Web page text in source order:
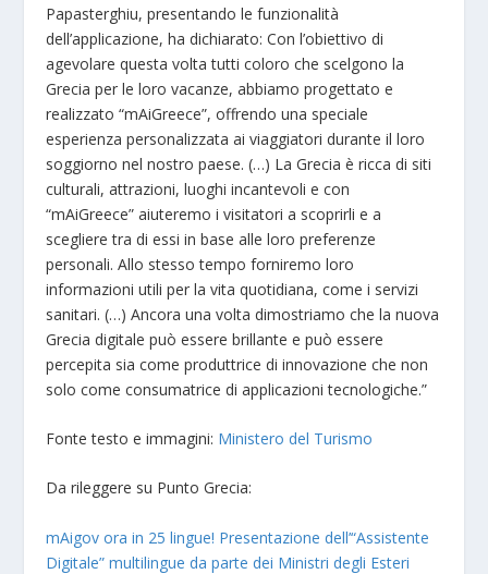
Papasterghiu, presentando le funzionalità
dell’applicazione, ha dichiarato: Con l’obiettivo di
agevolare questa volta tutti coloro che scelgono la
Grecia per le loro vacanze, abbiamo progettato e
realizzato “mAiGreece”, offrendo una speciale
esperienza personalizzata ai viaggiatori durante il loro
soggiorno nel nostro paese. (…) La Grecia è ricca di siti
culturali, attrazioni, luoghi incantevoli e con
“mAiGreece” aiuteremo i visitatori a scoprirli e a
scegliere tra di essi in base alle loro preferenze
personali. Allo stesso tempo forniremo loro
informazioni utili per la vita quotidiana, come i servizi
sanitari. (…) Ancora una volta dimostriamo che la nuova
Grecia digitale può essere brillante e può essere
percepita sia come produttrice di innovazione che non
solo come consumatrice di applicazioni tecnologiche.”
Fonte testo e immagini: Ministero del Turismo
Da rileggere su Punto Grecia:
mAigov ora in 25 lingue! Presentazione dell’“Assistente
Digitale” multilingue da parte dei Ministri degli Esteri